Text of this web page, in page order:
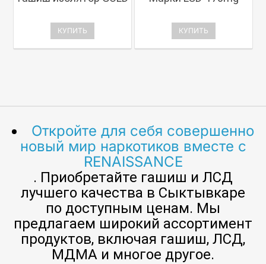
КУПИТЬ КУПИТЬ
Откройте для себя совершенно
новый мир наркотиков вместе с
RENAISSANCE
. Приобретайте гашиш и ЛСД
лучшего качества в Сыктывкаре
по доступным ценам. Мы
предлагаем широкий ассортимент
продуктов, включая гашиш, ЛСД,
МДМА и многое другое.